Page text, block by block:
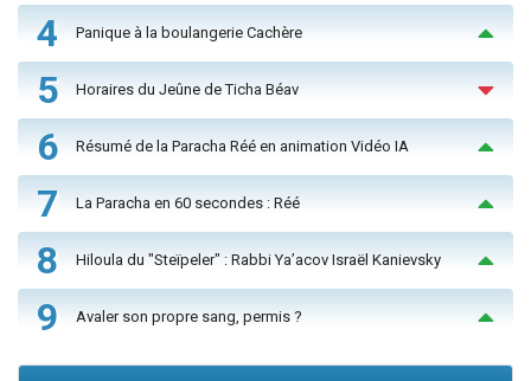
4 Panique à la boulangerie Cachère
5 Horaires du Jeûne de Ticha Béav
6 Résumé de la Paracha Réé en animation Vidéo IA
7 La Paracha en 60 secondes : Réé
8 Hiloula du "Steïpeler" : Rabbi Ya’acov Israël Kanievsky
9 Avaler son propre sang, permis ?